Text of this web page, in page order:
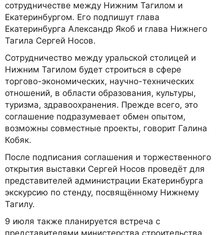
сотрудничестве между Нижним Тагилом и
Екатеринбургом. Его подпишут глава
Екатеринбурга Александр Якоб и глава Нижнего
Тагила Сергей Носов.
Сотрудничество между уральской столицей и
Нижним Тагилом будет строиться в сфере
торгово-экономических, научно-технических
отношений, в области образования, культуры,
туризма, здравоохранения. Прежде всего, это
соглашение подразумевает обмен опытом,
возможны совместные проекты, говорит Галина
Кобяк.
После подписания соглашения и торжественного
открытия выставки Сергей Носов проведёт для
представителей администрации Екатеринбурга
экскурсию по стенду, посвящённому Нижнему
Тагилу.
9 июля также планируется встреча с